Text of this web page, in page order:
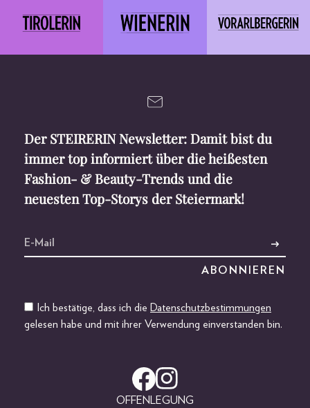
Der STEIRERIN Newsletter: Damit bist du
immer top informiert über die heißesten
Fashion- & Beauty-Trends und die
neuesten Top-Storys der Steiermark!
Ich bestätige, dass ich die Datenschutzbestimmungen
gelesen habe und mit ihrer Verwendung einverstanden bin.
OFFENLEGUNG